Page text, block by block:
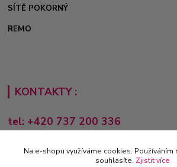
SÍTĚ POKORNÝ
REMO
KONTAKTY :
tel: +420 737 200 336
Pondělí-Pátek: 8 - 17 hodin
obchod@e-sporting.cz
Na e-shopu využíváme cookies. Používáním
souhlasíte. Zjistit více